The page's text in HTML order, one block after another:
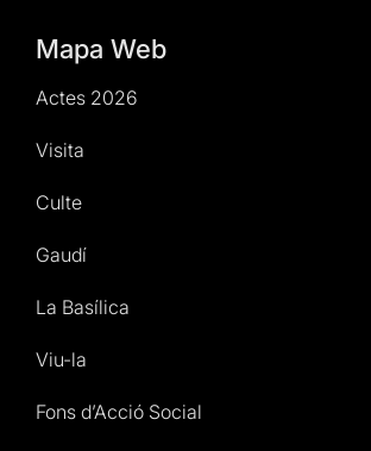
Mapa Web
Actes 2026
Visita
Culte
Gaudí
La Basílica
Viu-la
Fons d’Acció Social